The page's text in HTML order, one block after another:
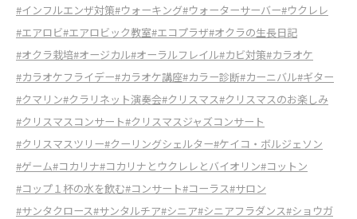
#インフルエンザ対策#ウォーキング#ウォーターサーバー#ウクレレ
#エアロビ#エアロビック教室#エコプラザ#オクラの生長日記
#オクラ栽培#オージカル#オーラルフレイル#カビ対策#カラオケ
#カラオケフライデー#カラオケ講座#カラー診断#カーニバル#ギター
#クマリン#クラリネット演奏会#クリスマス#クリスマスのお楽しみ
#クリスマスコンサート#クリスマスジャズコンサート
#クリスマスツリー#クーリングシェルター#ケイコ・ボルジェソン
#ゲーム#コカリナ#コカリナとウクレレとバイオリン#コットン
#コップ１杯の水を飲む#コンサート#コーラス#サロン
#サンタクロース#サンタルチア#シニア#シニアフラダンス#ショウガ